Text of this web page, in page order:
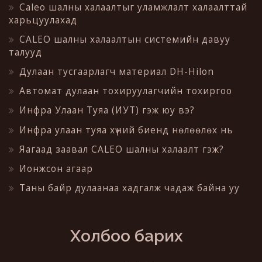
Caleo шалны халаалтыг уламжлалт халаалттай
харьцуулахад
CALEO шалны халаалтын системийн давуу
талууд
Дулаан тусгаарлагч материал DH-Hilon
Автомат дулаан тохируулагчийн тохиргоо
Инфра Улаан Туяа (ИУТ) гэж юу вэ?
Инфра улаан туяа хүний биенд нөлөөлөх нь
Яагаад заавал CALEO шалны халаалт гэж?
Ионжсон агаар
Таны байр дулаанаа хадгалж чадаж байна уу
Холбоо барих